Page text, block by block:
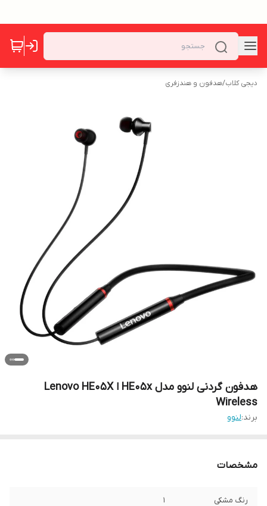
دیجی کلاب/هدفون و هندزفری
هدفون گردنی لنوو مدل HE05x ا Lenovo HE05X
Wireless
برند:لنوو
مشخصات
رنگ مشکی 1